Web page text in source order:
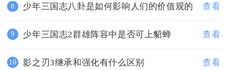
8 少年三国志八卦是如何影响人们的价值观的 查看
9 少年三国志2群雄阵容中是否可上貂蝉 查看
10 影之刃3继承和强化有什么区别 查看